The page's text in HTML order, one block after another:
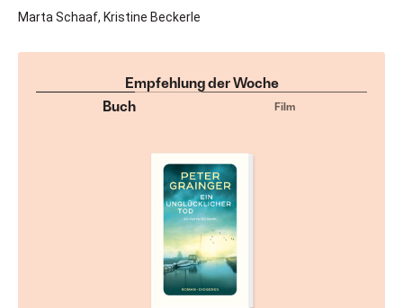
Marta Schaaf, Kristine Beckerle
Empfehlung der Woche
Buch
Film